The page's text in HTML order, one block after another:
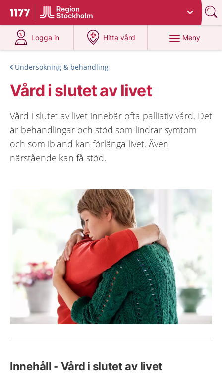
Till startsidan för 1177
Du har valt region
Logga in
på 1177.se
Hitta vård
på 1177.se
Meny
Undersökning & behandling
Vård i slutet av livet
Vård i slutet av livet innebär ofta palliativ vård. Det
är behandlingar och stöd som lindrar symtom
och som ibland kan förlänga livet. Även
närstående kan få stöd.
Innehåll - Vård i slutet av livet